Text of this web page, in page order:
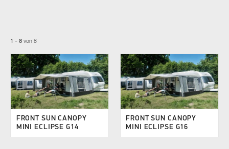
1 - 8von 8
FRONT SUN CANOPY
MINI ECLIPSE G14
FRONT SUN CANOPY
MINI ECLIPSE G16